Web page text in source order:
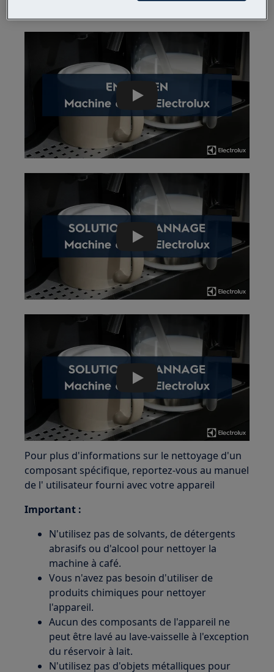
Play
Play
Play
Pour plus d'informations sur le nettoyage d'un
composant spécifique, reportez-vous au manuel
de l' utilisateur fourni avec votre appareil
Important :
N'utilisez pas de solvants, de détergents
abrasifs ou d'alcool pour nettoyer la
machine à café.
Vous n'avez pas besoin d'utiliser de
produits chimiques pour nettoyer
l'appareil.
Aucun des composants de l'appareil ne
peut être lavé au lave-vaisselle à l'exception
du réservoir à lait.
N'utilisez pas d'objets métalliques pour